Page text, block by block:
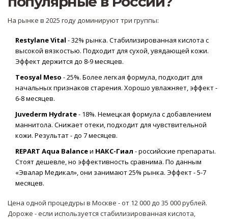
На рынке в 2025 году доминируют три группы:
Restylane Vital - 32% рынка. Стабилизированная кислота с
высокой вязкостью. Подходит для сухой, увядающей кожи.
Эффект держится до 8-9 месяцев.
Teosyal Meso - 25%. Более легкая формула, подходит для
начальных признаков старения. Хорошо увлажняет, эффект -
6-8 месяцев.
Juvederm Hydrate- 18%. Немецкая формула с добавлением
маннитола. Снижает отеки, подходит для чувствительной
кожи. Результат - до 7 месяцев.
REPART Aqua Balanceи НАКС-Гиал - российские препараты.
Стоят дешевле, но эффективность сравнима. По данным
«Эвалар Медикал», они занимают 25% рынка. Эффект - 5-7
месяцев.
Цена одной процедуры в Москве - от 12 000 до 35 000 рублей.
Дороже - если используется стабилизированная кислота,